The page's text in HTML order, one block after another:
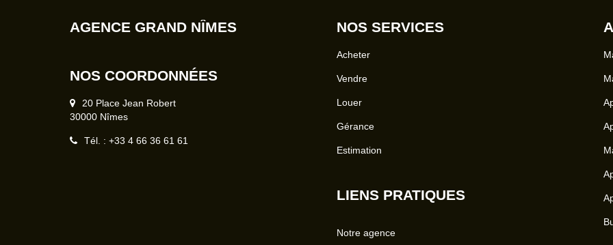
AGENCE GRAND NÎMES
NOS COORDONNÉES
20 Place Jean Robert
30000 Nîmes
Tél. : +33 4 66 36 61 61
NOS SERVICES
Acheter
Vendre
Louer
Gérance
Estimation
LIENS PRATIQUES
Notre agence